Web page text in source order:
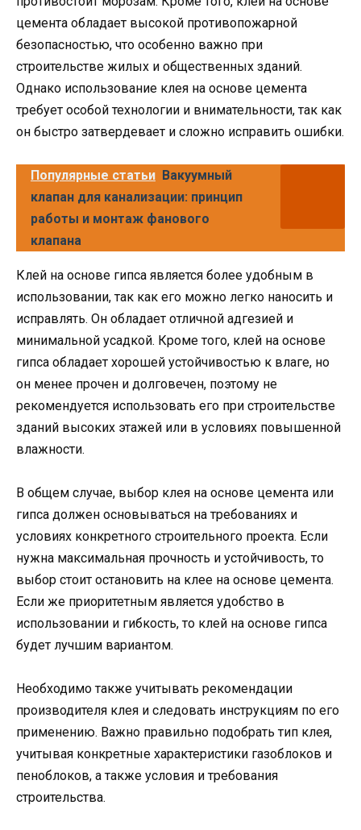
цемента обладает высокой противопожарной
безопасностью, что особенно важно при
строительстве жилых и общественных зданий.
Однако использование клея на основе цемента
требует особой технологии и внимательности, так как
он быстро затвердевает и сложно исправить ошибки.
Популярные статьи Вакуумный
клапан для канализации: принцип
работы и монтаж фанового
клапана
Клей на основе гипса является более удобным в
использовании, так как его можно легко наносить и
исправлять. Он обладает отличной адгезией и
минимальной усадкой. Кроме того, клей на основе
гипса обладает хорошей устойчивостью к влаге, но
он менее прочен и долговечен, поэтому не
рекомендуется использовать его при строительстве
зданий высоких этажей или в условиях повышенной
влажности.
В общем случае, выбор клея на основе цемента или
гипса должен основываться на требованиях и
условиях конкретного строительного проекта. Если
нужна максимальная прочность и устойчивость, то
выбор стоит остановить на клее на основе цемента.
Если же приоритетным является удобство в
использовании и гибкость, то клей на основе гипса
будет лучшим вариантом.
Необходимо также учитывать рекомендации
производителя клея и следовать инструкциям по его
применению. Важно правильно подобрать тип клея,
учитывая конкретные характеристики газоблоков и
пеноблоков, а также условия и требования
строительства.